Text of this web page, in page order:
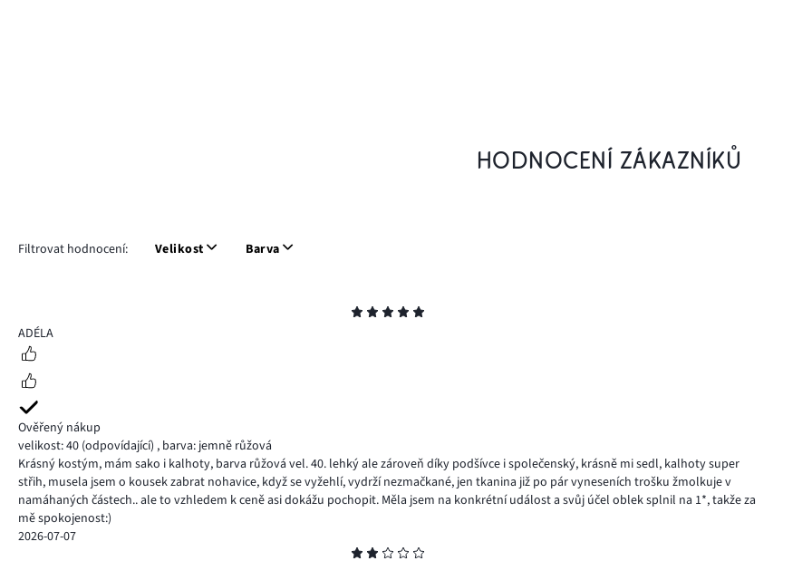
HODNOCENÍ ZÁKAZNÍKŮ
Filtrovat hodnocení: Velikost Barva
5
ADÉLA
Ověřený nákup
velikost: 40 (odpovídající) , barva: jemně růžová
Krásný kostým, mám sako i kalhoty, barva růžová vel. 40. lehký ale zároveň díky podšívce i společenský, krásně mi sedl, kalhoty super
střih, musela jsem o kousek zabrat nohavice, když se vyžehlí, vydrží nezmačkané, jen tkanina již po pár vyneseních trošku žmolkuje v
namáhaných částech.. ale to vzhledem k ceně asi dokážu pochopit. Měla jsem na konkrétní událost a svůj účel oblek splnil na 1*, takže za
mě spokojenost:)
2026-07-07